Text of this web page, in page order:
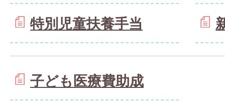
特別児童扶養手当
子ども医療費助成